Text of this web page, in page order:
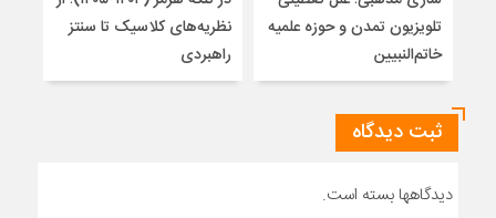
تلویزیون تمدن و حوزه علمیه
خاتم‌النبیین
نظریه‌های کلاسیک تا سنتز
راهبردی
ثبت دیدگاه
دیدگاهها بسته است.